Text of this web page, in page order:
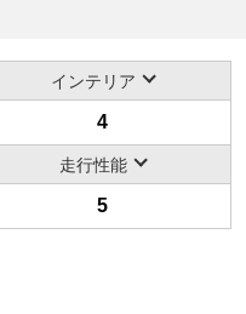
インテリア
4
走行性能
5